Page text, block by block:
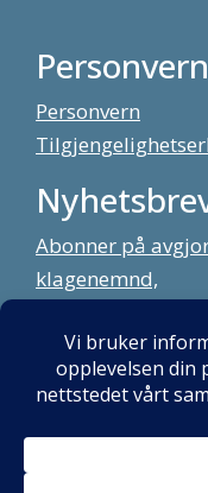
Personvern
Abonner på
klagenemnd,